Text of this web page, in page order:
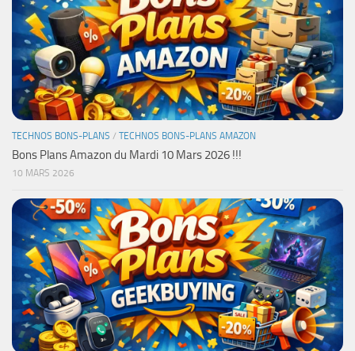
TECHNOS BONS-PLANS / TECHNOS BONS-PLANS AMAZON
Bons Plans Amazon du Mardi 10 Mars 2026 !!!
10 MARS 2026